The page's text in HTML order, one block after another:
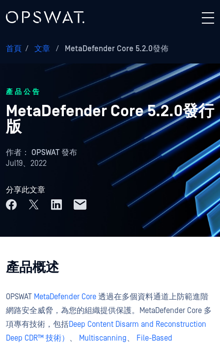
首頁 / 文章 / MetaDefender Core 5.2.0發佈
產品公告
MetaDefender Core 5.2.0發行
版
作者： OPSWAT 發布
Jul19、2022
分享此文章
產品概述
OPSWAT MetaDefender Core 透過在多個資料通道上防範進階
網路安全威脅，為您的組織提供保護。MetaDefender Core 多
項專有技術，包括Deep Content Disarm and Reconstruction
Deep CDR™ 技術）
、 Multiscanning、
File-Based